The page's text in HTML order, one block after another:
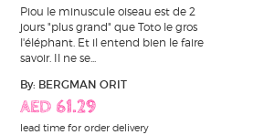
Piou le minuscule oiseau est de 2
jours "plus grand" que Toto le gros
l'éléphant. Et il entend bien le faire
savoir. Il ne se...
By: BERGMAN ORIT
AED 61.29
lead time for order delivery